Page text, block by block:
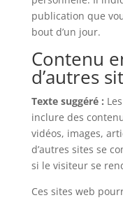
publication que
bout d’un jour.
Contenu
d’autres
Texte suggéré :
inclure des
vidéos, images,
d’autres sites se
si le visiteur se
Ces sites web